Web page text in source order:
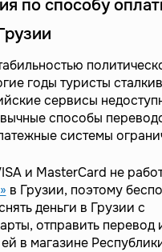
по способу
годы туристы
сервисы
способы
системы
и MasterCard не
в Грузии, поэтому
деньги в Грузии с
отправить перевод
в магазине